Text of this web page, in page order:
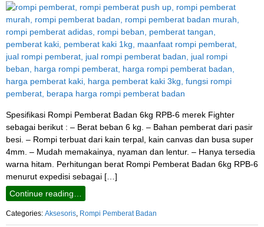
Spesifikasi Rompi Pemberat Badan 6kg RPB-6 merek Fighter
sebagai berikut : – Berat beban 6 kg. – Bahan pemberat dari pasir
besi. – Rompi terbuat dari kain terpal, kain canvas dan busa super
4mm. – Mudah memakainya, nyaman dan lentur. – Hanya tersedia
warna hitam. Perhitungan berat Rompi Pemberat Badan 6kg RPB-6
menurut expedisi sebagai […]
Continue reading…
Categories: Aksesoris Rompi Pemberat Badan